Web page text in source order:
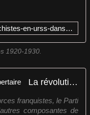
e
n
https://www.socialisme-libertaire.fr/2016/11/resistances-anarchistes-en-urss-dans-les-annees-1920-1930.html
1920-1930.
La révolution espagnole étranglée par Staline - Socialisme libertaire
franquistes, le Parti
composantes de